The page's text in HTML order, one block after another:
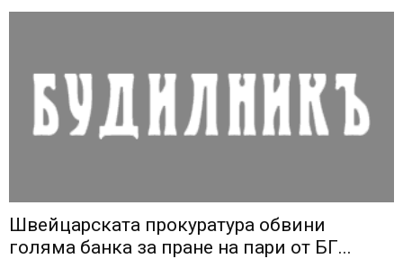
Швейцарската прокуратура обвини
голяма банка за пране на пари от БГ...